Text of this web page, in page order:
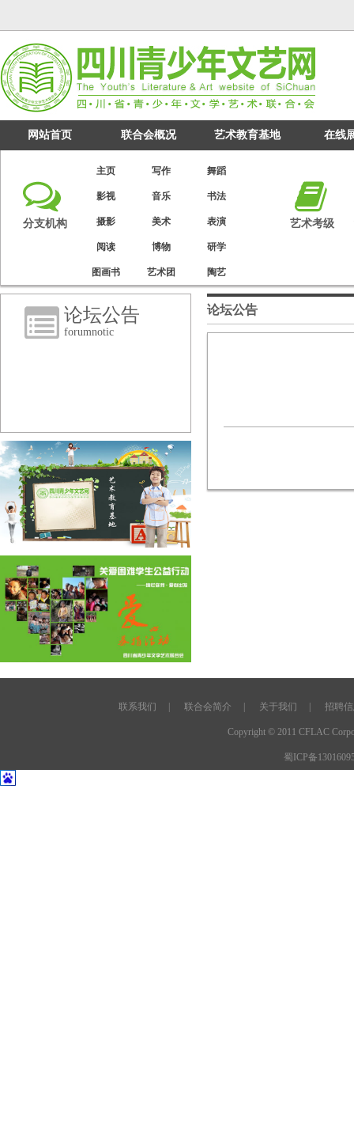
网站首页 联合会概况 艺术教育基地 在线
分支机构
主页 写作 舞蹈
影视 音乐 书法
摄影 美术 表演
阅读 博物 研学
图画书 艺术团 陶艺
艺术考级
论坛公告
forumnotic
论坛公告
联系我们 联合会简介 关于我们 招聘
Copyright © 2011 CFLAC
蜀ICP备